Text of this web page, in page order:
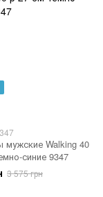
мужские Walking 40
синие 9347
3 575 грн